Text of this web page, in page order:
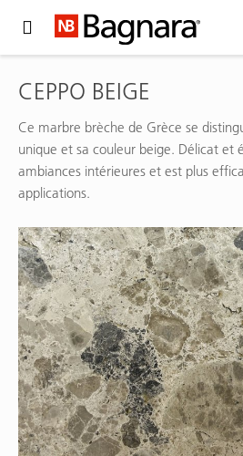
CEPPO BEIGE
Ce marbre brèche de Grèce se
unique et sa couleur beige. Délicat et
ambiances intérieures et est plus
applications.